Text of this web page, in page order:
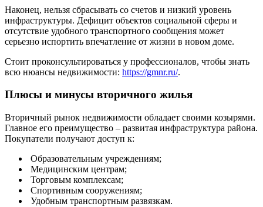
Наконец, нельзя сбрасывать со счетов и низкий уровень
инфраструктуры. Дефицит объектов социальной сферы и
отсутствие удобного транспортного сообщения может
серьезно испортить впечатление от жизни в новом доме.
Стоит проконсультироваться у профессионалов, чтобы знать
всю нюансы недвижимости: https://gmnr.ru/.
Плюсы и минусы вторичного жилья
Вторичный рынок недвижимости обладает своими козырями.
Главное его преимущество – развитая инфраструктура района.
Покупатели получают доступ к:
Образовательным учреждениям;
Медицинским центрам;
Торговым комплексам;
Спортивным сооружениям;
Удобным транспортным развязкам.